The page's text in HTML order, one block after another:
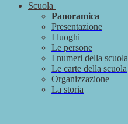
Scuola
Panoramica
Presentazione
I luoghi
Le persone
I numeri della scuola
Le carte della scuola
Organizzazione
La storia